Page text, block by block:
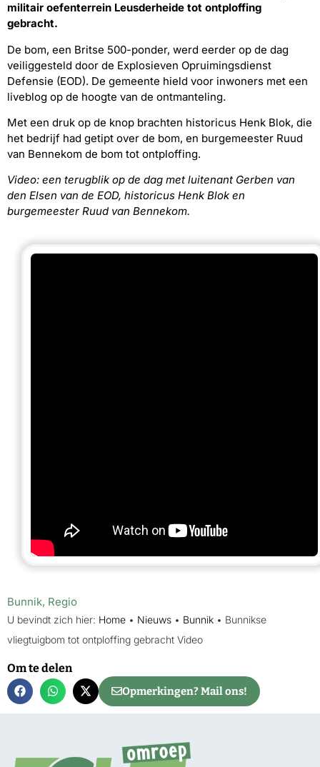
militair oefenterrein Leusderheide tot ontploffing
gebracht.
De bom, een Britse 500-ponder, werd eerder op de dag
veiliggesteld door de Explosieven Opruimingsdienst
Defensie (EOD). De gemeente hield voor inwoners met een
liveblog op de hoogte van de ontmanteling.
Met een druk op de knop brachten historicus Henk Blok, die
het bedrijf had getipt over de bom, en burgemeester Ruud
van Bennekom de bom tot ontploffing.
Video: een terugblik op de dag met luitenant Gerben van
den Elsen van de EOD, historicus Henk Blok en
burgemeester Ruud van Bennekom.
Bunnik, Regio
U bevindt zich hier: Home • Nieuws • Bunnik • Bunnikse
vliegtuigbom tot ontploffing gebracht Video
Om te delen
Opmerkingen? Mail ons!